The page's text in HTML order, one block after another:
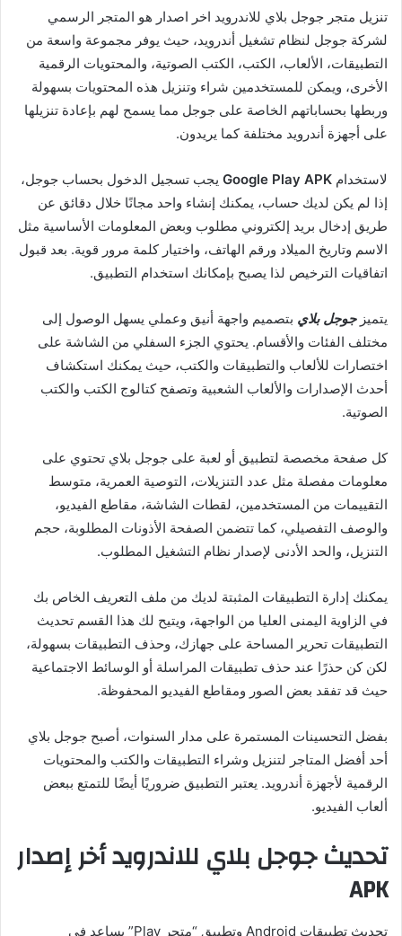
تنزيل متجر جوجل بلاي للاندرويد اخر اصدار هو المتجر الرسمي
لشركة جوجل لنظام تشغيل أندرويد، حيث يوفر مجموعة واسعة من
التطبيقات، الألعاب، الكتب، الكتب الصوتية، والمحتويات الرقمية
الأخرى، ويمكن للمستخدمين شراء وتنزيل هذه المحتويات بسهولة
وربطها بحساباتهم الخاصة على جوجل مما يسمح لهم بإعادة تنزيلها
على أجهزة أندرويد مختلفة كما يريدون.
لاستخدام Google Play APK يجب تسجيل الدخول بحساب جوجل،
إذا لم يكن لديك حساب، يمكنك إنشاء واحد مجانًا خلال دقائق عن
طريق إدخال بريد إلكتروني مطلوب وبعض المعلومات الأساسية مثل
الاسم وتاريخ الميلاد ورقم الهاتف، واختيار كلمة مرور قوية. بعد قبول
اتفاقيات الترخيص لذا يصبح بإمكانك استخدام التطبيق.
يتميزجوجل بلاي بتصميم واجهة أنيق وعملي يسهل الوصول إلى
مختلف الفئات والأقسام. يحتوي الجزء السفلي من الشاشة على
اختصارات للألعاب والتطبيقات والكتب، حيث يمكنك استكشاف
أحدث الإصدارات والألعاب الشعبية وتصفح كتالوج الكتب والكتب
الصوتية.
كل صفحة مخصصة لتطبيق أو لعبة على جوجل بلاي تحتوي على
معلومات مفصلة مثل عدد التنزيلات، التوصية العمرية، متوسط
التقييمات من المستخدمين، لقطات الشاشة، مقاطع الفيديو،
والوصف التفصيلي، كما تتضمن الصفحة الأذونات المطلوبة، حجم
التنزيل، والحد الأدنى لإصدار نظام التشغيل المطلوب.
يمكنك إدارة التطبيقات المثبتة لديك من ملف التعريف الخاص بك
في الزاوية اليمنى العليا من الواجهة، ويتيح لك هذا القسم تحديث
التطبيقات تحرير المساحة على جهازك، وحذف التطبيقات بسهولة،
لكن كن حذرًا عند حذف تطبيقات المراسلة أو الوسائط الاجتماعية
حيث قد تفقد بعض الصور ومقاطع الفيديو المحفوظة.
بفضل التحسينات المستمرة على مدار السنوات، أصبح جوجل بلاي
أحد أفضل المتاجر لتنزيل وشراء التطبيقات والكتب والمحتويات
الرقمية لأجهزة أندرويد. يعتبر التطبيق ضروريًا أيضًا للتمتع ببعض
ألعاب الفيديو.
تحديث جوجل بلاي للاندرويد أخر إصدار
APK
تحديث تطبيقات Android وتطبيق “متجر Play” يساعد في